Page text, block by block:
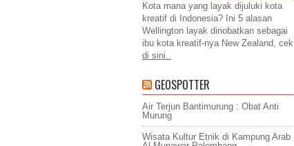
Kota mana yang layak dijuluki kota
kreatif di Indonesia? Ini 5 alasan
Wellington layak dinobatkan sebagai
ibu kota kreatif-nya New Zealand, cek
di sini..
GEOSPOTTER
Air Terjun Bantimurung : Obat Anti
Murung
Wisata Kultur Etnik di Kampung Arab